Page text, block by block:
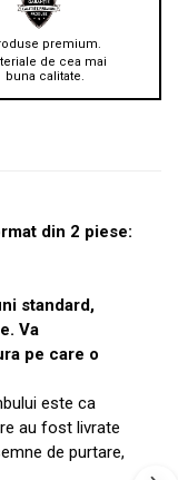
premium.
de cea mai
buna calitate.
din 2 piese:
standard,
Va
pe care o
este ca
au fost livrate
de purtare,